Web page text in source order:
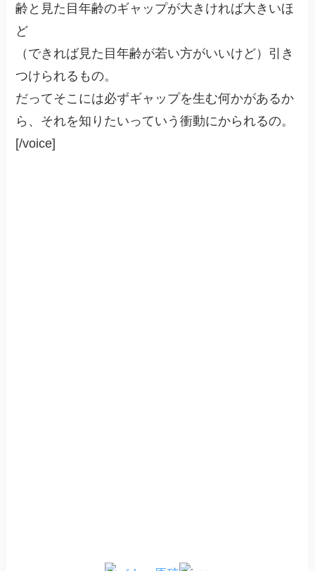
齢と見た目年齢のギャップが大きければ大きいほ
ど
（できれば見た目年齢が若い方がいいけど）引き
つけられるもの。
だってそこには必ずギャップを生む何かがあるか
ら、それを知りたいっていう衝動にかられるの。
[/voice]